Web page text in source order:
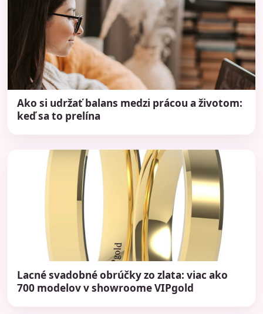
Ako si udržať balans medzi prácou a životom:
keď sa to prelína
Lacné svadobné obrúčky zo zlata: viac ako
700 modelov v showroome VIPgold